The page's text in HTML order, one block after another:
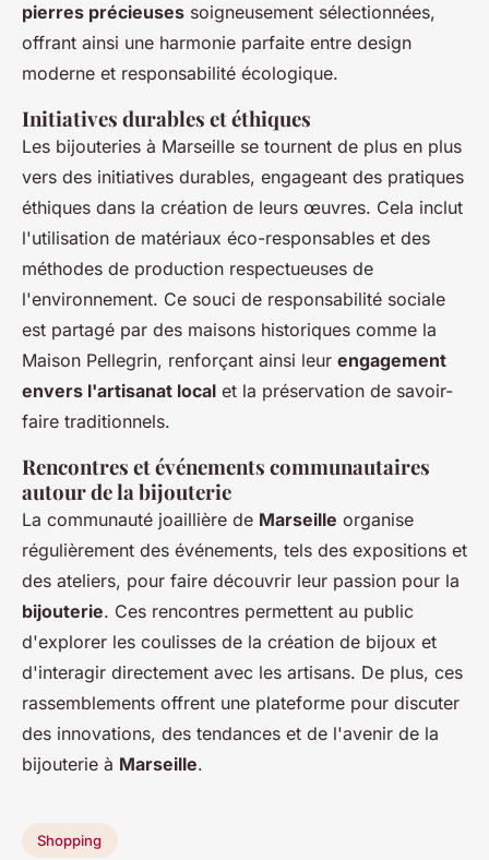
pierres précieuses soigneusement sélectionnées,
offrant ainsi une harmonie parfaite entre design
moderne et responsabilité écologique.
Initiatives durables et éthiques
Les bijouteries à Marseille se tournent de plus en plus
vers des initiatives durables, engageant des pratiques
éthiques dans la création de leurs œuvres. Cela inclut
l'utilisation de matériaux éco-responsables et des
méthodes de production respectueuses de
l'environnement. Ce souci de responsabilité sociale
est partagé par des maisons historiques comme la
Maison Pellegrin, renforçant ainsi leur engagement
envers l'artisanat local et la préservation de savoir-
faire traditionnels.
Rencontres et événements communautaires
autour de la bijouterie
La communauté joaillière de Marseille organise
régulièrement des événements, tels des expositions et
des ateliers, pour faire découvrir leur passion pour la
bijouterie. Ces rencontres permettent au public
d'explorer les coulisses de la création de bijoux et
d'interagir directement avec les artisans. De plus, ces
rassemblements offrent une plateforme pour discuter
des innovations, des tendances et de l'avenir de la
bijouterie à Marseille.
Shopping